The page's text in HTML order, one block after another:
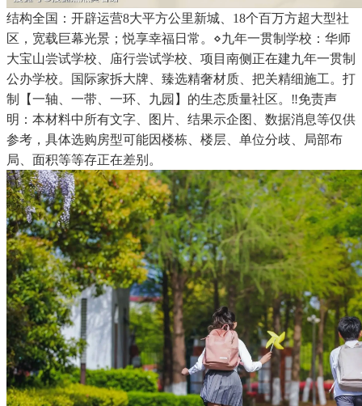
结构全国：开辟运营8大平方公里新城、18个百万方超大型社
区，宽载巨幕光景；悦享幸福日常。⋄九年一贯制学校：华师
大宝山尝试学校、庙行尝试学校、项目南侧正在建九年一贯制
公办学校。国际家拆大牌、臻选精奢材质、把关精细施工。打
制【一轴、一带、一环、九园】的生态质量社区。‼免责声
明：本材料中所有文字、图片、结果示企图、数据消息等仅供
参考，具体选购房型可能因楼栋、楼层、单位分歧、局部布
局、面积等等存正在差别。